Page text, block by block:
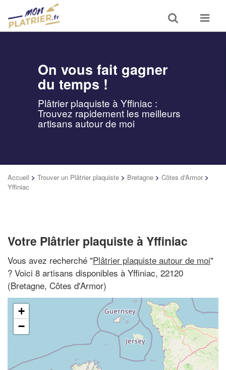
Toggle
search
Toggle
On vous fait gagner
du temps !
Plâtrier plaquiste à Yffiniac :
Trouvez rapidement les meilleurs
artisans autour de moi
Accueil > Trouver un Plâtrier plaquiste > Bretagne > Côtes d'Armor >
Yffiniac
Votre Plâtrier plaquiste à Yffiniac
Vous avez recherché "Plâtrier plaquiste autour de moi"
? Voici 8 artisans disponibles à Yffiniac, 22120
(Bretagne, Côtes d'Armor)
+
−